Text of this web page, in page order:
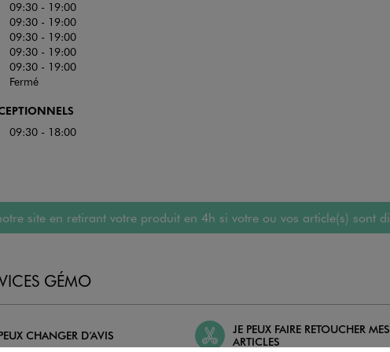
09:30 - 19:00
09:30 - 19:00
09:30 - 19:00
09:30 - 19:00
09:30 - 19:00
Fermé
09:30 - 18:00
site en retirant votre produit en 4h si votre ou vos article(s) sont
GÉMO
CHANGER D’AVIS
JE PEUX FAIRE RETOUCHER MES
ARTICLES